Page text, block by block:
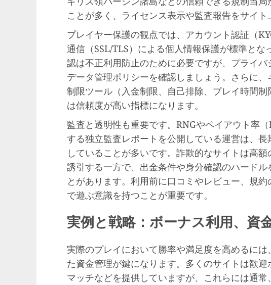
ことが多く、ライセンス表示や監査報告をサイト
プレイヤー保護の観点では、アカウント認証（
通信（SSL/TLS）による個人情報保護が標準と
認は不正利用防止のために必要ですが、プライ
データ管理ポリシーを確認しましょう。さらに
制限ツール（入金制限、自己排除、プレイ時間
は信頼度が高い指標になります。
監査と透明性も重要です。RNGやペイアウト率
する独立監査レポートを公開している運営は、
していることが多いです。詐欺的なサイトは高
誘引する一方で、出金条件や身分確認のハードル
とがあります。利用前に口コミやレビュー、規
で遊ぶ意識を持つことが重要です。
実例と戦略：ボーナス利用、資
実際のプレイにおいて勝率や満足度を高めるに
た資金管理が鍵になります。多くのサイトは歓
マッチなどを提供していますが、これらには通